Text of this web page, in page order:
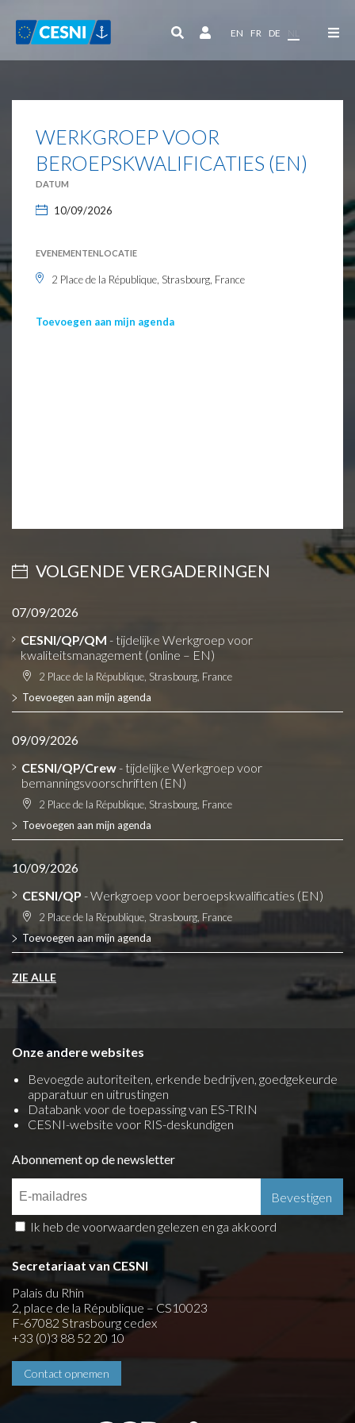
EN FR DE NL
WERKGROEP VOOR
BEROEPSKWALIFICATIES (EN)
DATUM
10/09/2026
EVENEMENTENLOCATIE
2 Place de la République, Strasbourg, France
Toevoegen aan mijn agenda
VOLGENDE VERGADERINGEN
07/09/2026
CESNI/QP/QM - tijdelijke Werkgroep voor
kwaliteitsmanagement (online – EN)
2 Place de la République, Strasbourg, France
Toevoegen aan mijn agenda
09/09/2026
CESNI/QP/Crew- tijdelijke Werkgroep voor
bemanningsvoorschriften (EN)
2 Place de la République, Strasbourg, France
Toevoegen aan mijn agenda
10/09/2026
CESNI/QP - Werkgroep voor beroepskwalificaties (EN)
2 Place de la République, Strasbourg, France
Toevoegen aan mijn agenda
ZIE ALLE
Onze andere websites
Bevoegde autoriteiten, erkende bedrijven, goedgekeurde
apparatuur en uitrustingen
Databank voor de toepassing van ES-TRIN
CESNI-website voor RIS-deskundigen
Abonnement op de newsletter
Ik heb de voorwaarden gelezen en ga akkoord
Secretariaat van CESNI
Palais du Rhin
2, place de la République – CS10023
F-67082 Strasbourg cedex
+33 (0)3 88 52 20 10
Contact opnemen